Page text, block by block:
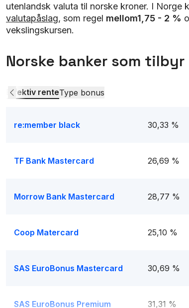
utenlandsk valuta til norske kroner. I Norge
valutapåslag, som regel mellom1,75 - 2 %
vekslingskursen.
Norske banker som
Effektiv renteType bonus
re:member black 30,33 %
TF Bank Mastercard 26,69 %
Morrow Bank Mastercard 28,77 %
Coop Matercard 25,10 %
SAS EuroBonus Mastercard 30,69 %
SAS EuroBonus Premium 31,31 %